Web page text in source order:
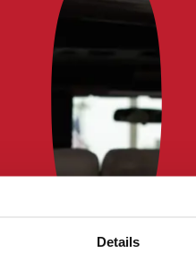
Details